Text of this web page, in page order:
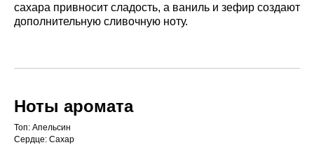
сахара привносит сладость, а ваниль и зефир создают
дополнительную сливочную ноту.
Ноты аромата
Топ: Апельсин
Сердце: Сахар